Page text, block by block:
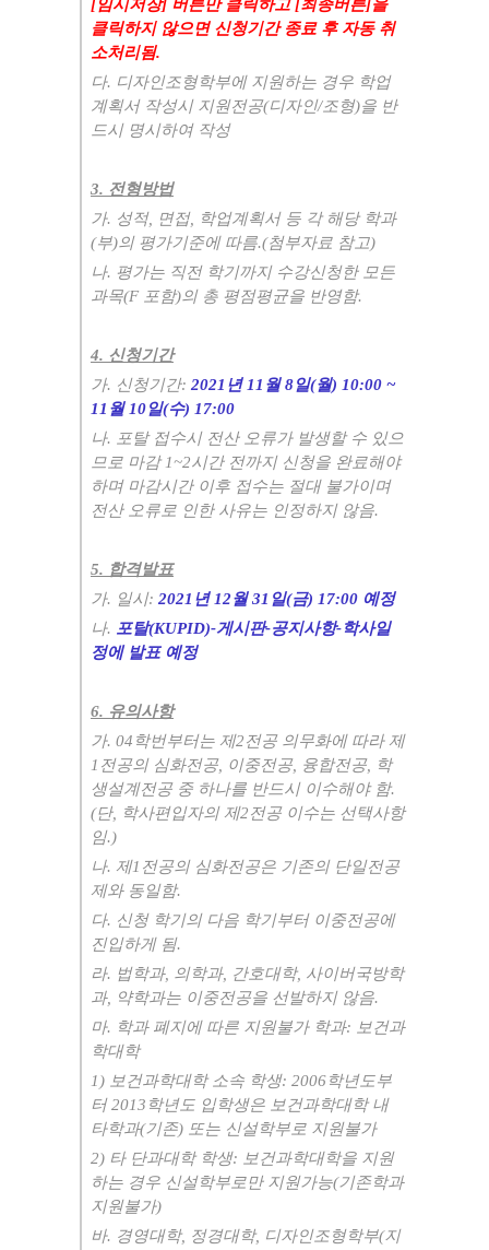
[ 임시저장] 버튼만 클릭하고[최종버튼]을
클릭하지 않으면 신청기간 종료 후 자동 취
소처리됨.
다. 디자인조형학부에 지원하는 경우 학업
계획서 작성시 지원전공(디자인/조형)을 반
드시 명시하여 작성
3. 전형방법
가. 성적, 면접, 학업계획서 등 각 해당 학과
(부)의 평가기준에 따름.(첨부자료 참고)
나. 평가는 직전 학기까지 수강신청한 모든
과목(F 포함)의 총 평점평균을 반영함.
4. 신청기간
가. 신청기간: 2021 년11 월8일(월) 10:00 ~
11 월10일(수) 17:00
나. 포탈 접수시 전산 오류가 발생할 수 있으
므로 마감1~2시간 전까지 신청을 완료해야
하며 마감시간 이후 접수는 절대 불가이며
전산 오류로 인한 사유는 인정하지 않음.
5. 합격발표
가. 일시: 2021 년12월31 일(금) 17:00 예정
나. 포탈(KUPID)-게시판-공지사항-학사일
정에 발표 예정
6. 유의사항
가. 04 학번부터는 제2전공 의무화에 따라 제
1 전공의 심화전공, 이중전공, 융합전공, 학
생설계전공 중 하나를 반드시 이수해야 함.
(단, 학사편입자의 제2전공 이수는 선택사항
임.)
나. 제1 전공의 심화전공은 기존의 단일전공
제와 동일함.
다. 신청 학기의 다음 학기부터 이중전공에
진입하게 됨.
라. 법학과, 의학과, 간호대학, 사이버국방학
과, 약학과는 이중전공을 선발하지 않음.
마. 학과 폐지에 따른 지원불가 학과: 보건과
학대학
1) 보건과학대학 소속 학생: 2006학년도부
터2013 학년도 입학생은 보건과학대학 내
타학과(기존) 또는 신설학부로 지원불가
2) 타 단과대학 학생: 보건과학대학을 지원
하는 경우 신설학부로만 지원가능(기존학과
지원불가)
바. 경영대학, 정경대학, 디자인조형학부(지